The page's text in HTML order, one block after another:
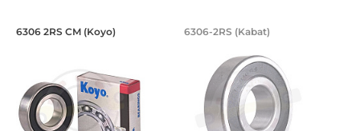
Ширина внутреннего кольца (B):
Ширина наружного кольца (С):
19 мм
Подшипник 30х72х19 мм, шариковый
6306 2RS CM (Koyo) Подшипник
6306-2RS (Kabat)